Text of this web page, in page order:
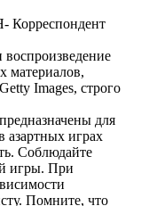
Корреспондент
материалов,
Images, строго
для
азартных играх
Соблюдайте
игры. При
Помните, что